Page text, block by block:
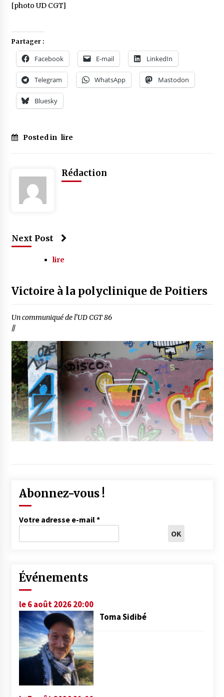
[photo UD CGT]
Partager :
Facebook E-mail LinkedIn
Telegram WhatsApp Mastodon
Bluesky
Posted in lire
Rédaction
Next Post
lire
Victoire à la polyclinique de Poitiers
Un communiqué de l'UD CGT 86
//
Abonnez-vous !
Votre adresse e-mail*
Événements
le 6 août 2026 20:00
Toma Sidibé